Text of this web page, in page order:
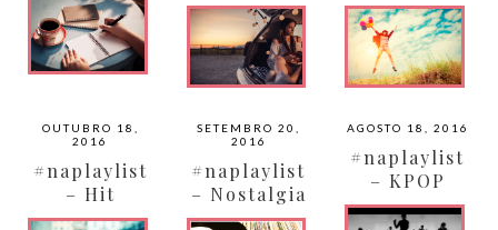
Animar seu
Dia
OUTUBRO 18,
2016
#naplaylist
– Hit
Parede
SETEMBRO 20,
2016
#naplaylist
– Nostalgia
80’s
AGOSTO 18, 2016
#naplaylist
– KPOP
Party Hits